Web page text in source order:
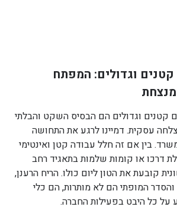
קטנים וגדולים: המפתח
קטנים וגדולים הם הבסיס השקט והבלתי
עסקית. דמיינו לרגע את התחושה
בין אם זה חלל עבודה קטן ואינטימי
דרכו או קומות שלמות בתאגיד רחב
קובעת את הטון ליום כולו. הריח הרענן,
המופתי הם לא מותרות, הם כלי
על כל היבט בפעילות החברה.